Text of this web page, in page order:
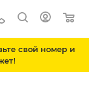
свой номер и